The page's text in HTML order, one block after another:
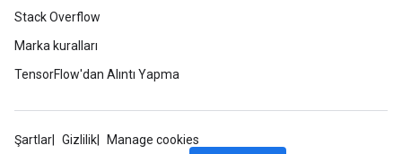
Stack Overflow
Marka kuralları
TensorFlow'dan Alıntı Yapma
Şartlar Gizlilik
Manage cookies